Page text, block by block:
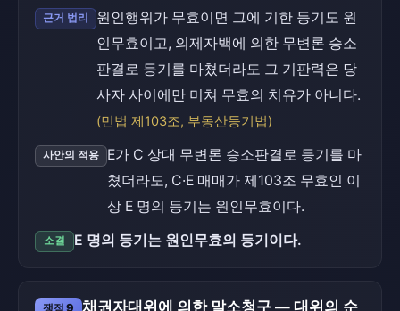
근거 법리
원인행위가 무효이면 그에 기한 등기도 원
인무효이고, 의제자백에 의한 무변론 승소
판결로 등기를 마쳤더라도 그 기판력은 당
사자 사이에만 미쳐 무효의 치유가 아니다.
(민법 제103조, 부동산등기법)
사안의 적용
E가 C 상대 무변론 승소판결로 등기를 마
쳤더라도, C·E 매매가 제103조 무효인 이
상 E 명의 등기는 원인무효이다.
소결 E 명의 등기는 원인무효의 등기이다.
쟁점 9 채권자대위에 의한 말소청구 — 대위의 순